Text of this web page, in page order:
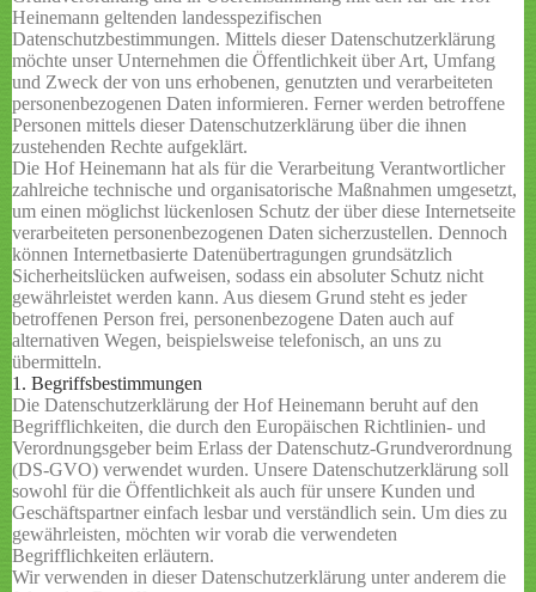
Heinemann geltenden landesspezifischen
Datenschutzbestimmungen. Mittels dieser Datenschutzerklärung
möchte unser Unternehmen die Öffentlichkeit über Art, Umfang
und Zweck der von uns erhobenen, genutzten und verarbeiteten
personenbezogenen Daten informieren. Ferner werden betroffene
Personen mittels dieser Datenschutzerklärung über die ihnen
zustehenden Rechte aufgeklärt.
Die Hof Heinemann hat als für die Verarbeitung Verantwortlicher
zahlreiche technische und organisatorische Maßnahmen umgesetzt,
um einen möglichst lückenlosen Schutz der über diese Internetseite
verarbeiteten personenbezogenen Daten sicherzustellen. Dennoch
können Internetbasierte Datenübertragungen grundsätzlich
Sicherheitslücken aufweisen, sodass ein absoluter Schutz nicht
gewährleistet werden kann. Aus diesem Grund steht es jeder
betroffenen Person frei, personenbezogene Daten auch auf
alternativen Wegen, beispielsweise telefonisch, an uns zu
übermitteln.
1. Begriffsbestimmungen
Die Datenschutzerklärung der Hof Heinemann beruht auf den
Begrifflichkeiten, die durch den Europäischen Richtlinien- und
Verordnungsgeber beim Erlass der Datenschutz-Grundverordnung
(DS-GVO) verwendet wurden. Unsere Datenschutzerklärung soll
sowohl für die Öffentlichkeit als auch für unsere Kunden und
Geschäftspartner einfach lesbar und verständlich sein. Um dies zu
gewährleisten, möchten wir vorab die verwendeten
Begrifflichkeiten erläutern.
Wir verwenden in dieser Datenschutzerklärung unter anderem die